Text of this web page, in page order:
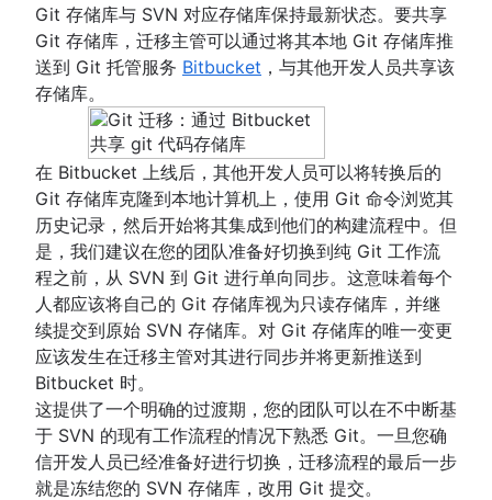
高级提示
概述
重设、检验和还原
高级 Git 日志
Git 钩子
引用和引用日志
Git 子模块
git subtree
Git 中的大型存储库
Git LFS
git gc
Git prune
Git bash
如何存储点文件
Git Cherry Pick
Gitk
Git-show
文章
切换到 Git 时处理 Maven 依赖关系
拉取请求熟练程度：获取技能已解锁！
Git 和项目依赖关系
Git 还是 SVN？Nuance Healthcare 如何选择 Git
模型
Git Forks 和 Upstreams：操作方法和实用提示
核心概念、工作流程和提示
Git 存储库与 SVN 对应存储库保持最新状态。要共享
Git 存储库，迁移主管可以通过将其本地 Git 存储库推
送到 Git 托管服务 Bitbucket ，与其他开发人员共享该
存储库。
在 Bitbucket 上线后，其他开发人员可以将转换后的
Git 存储库克隆到本地计算机上，使用 Git 命令浏览其
历史记录，然后开始将其集成到他们的构建流程中。但
是，我们建议在您的团队准备好切换到纯 Git 工作流
程之前，从 SVN 到 Git 进行单向同步。这意味着每个
人都应该将自己的 Git 存储库视为只读存储库，并继
续提交到原始 SVN 存储库。对 Git 存储库的唯一变更
应该发生在迁移主管对其进行同步并将更新推送到
Bitbucket 时。
这提供了一个明确的过渡期，您的团队可以在不中断基
于 SVN 的现有工作流程的情况下熟悉 Git。一旦您确
信开发人员已经准备好进行切换，迁移流程的最后一步
就是冻结您的 SVN 存储库，改用 Git 提交。